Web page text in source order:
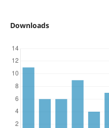
Downloads